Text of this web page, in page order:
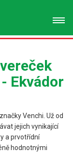
Ekvádor
Venchi. Už od
jejich vynikající
a prvotřídní
hodnotnými